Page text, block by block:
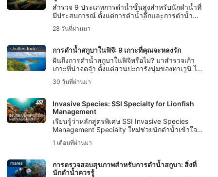
สำรวจ 9 ประเภทการดำน้ำขั้นสูงสำหรับนักดำน้ำที่
มีประสบการณ์ ตั้งแต่การดำน้ำลึกและการดำน้ำ
สำรวจซากเรือ ไปจนถึงการดำน้ำในถ้ำ การดำ
น้ำตามกระแสน้ำ การดำน้ำกลางคืน การดำน้ำใน
ถ่ายภาพใต้น้ำ
28 วันที่ผ่านมา
shutterstock-bell-davey-photography
การดำน้ำสกูบาในฟิจี: 9 เกาะที่คุณจะหลงรัก
ฝันถึงการดำน้ำสกูบาในฟิจิหรือไม่? มาสำรวจเก้า
เกาะที่น่าจดจำ ตั้งแต่สวนปะการังนุ่มของทาเวูนิ ไป
จนถึงการดำน้ำกับฉลามหัววัวที่มีชื่อเสียงระดับโลกที่
เบกา
30 วันที่ผ่านมา
Invasive Species: SSI Specialty for Lionfish
Management
เรียนรู้ว่าหลักสูตรพิเศษ SSI Invasive Species
Management Specialty ใหม่ช่วยนักดำน้ำเข้าใจ
เกี่ยวกับพันธุ์สัตว์รุกราน จัดการปลาสิงห์อย่างรับผิด
ชอบ และปกป้องระบบนิเวศท้องถิ่นได้อย่างไร
1 เดือนที่ผ่านมา
mares
การตรวจสอบสุขภาพสำหรับการดำน้ำสกูบา: สิ่งที่
นักดำน้ำควรรู้